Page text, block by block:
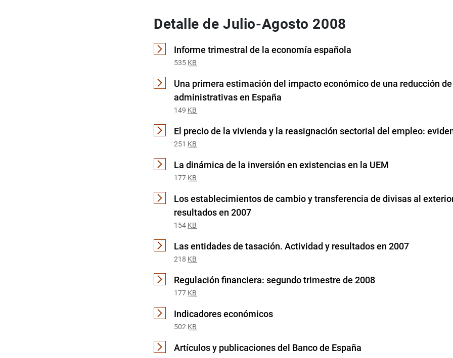
Detalle de Julio-Agosto 2008
Informe trimestral de la economía española
535 KB
Una primera estimación del impacto económico de una reducción
administrativas en España
149 KB
El precio de la vivienda y la reasignación sectorial del empleo:
251 KB
La dinámica de la inversión en existencias en la UEM
177 KB
Los establecimientos de cambio y transferencia de divisas al
resultados en 2007
154 KB
Las entidades de tasación. Actividad y resultados en 2007
218 KB
Regulación financiera: segundo trimestre de 2008
177 KB
Indicadores económicos
502 KB
Artículos y publicaciones del Banco de España